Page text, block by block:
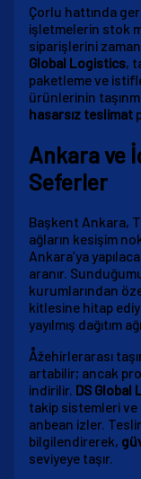
Çorlu hattında
işletmelerin stok
siparişlerini
Global Logistics,
paketleme ve
ürünlerinin
hasarsız teslimat
Ankara ve
Seferler
Başkent Ankara,
ağların kesişim
Ankara’ya
aranır.
kurumlarından
kitlesine hitap
yayılmış dağıtım
Åžehirlerarası
artabilir; ancak
indirilir. DS Global
takip sistemleri
anbean izler.
bilgilendirerek,
seviyeye taşır.